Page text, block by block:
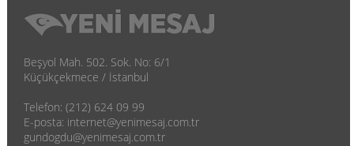
Beşyol Mah. 502. Sok. No: 6/1
Küçükçekmece / İstanbul
Telefon: (212) 624 09 99
E-posta: internet@yenimesaj.com.tr
gundogdu@yenimesaj.com.tr